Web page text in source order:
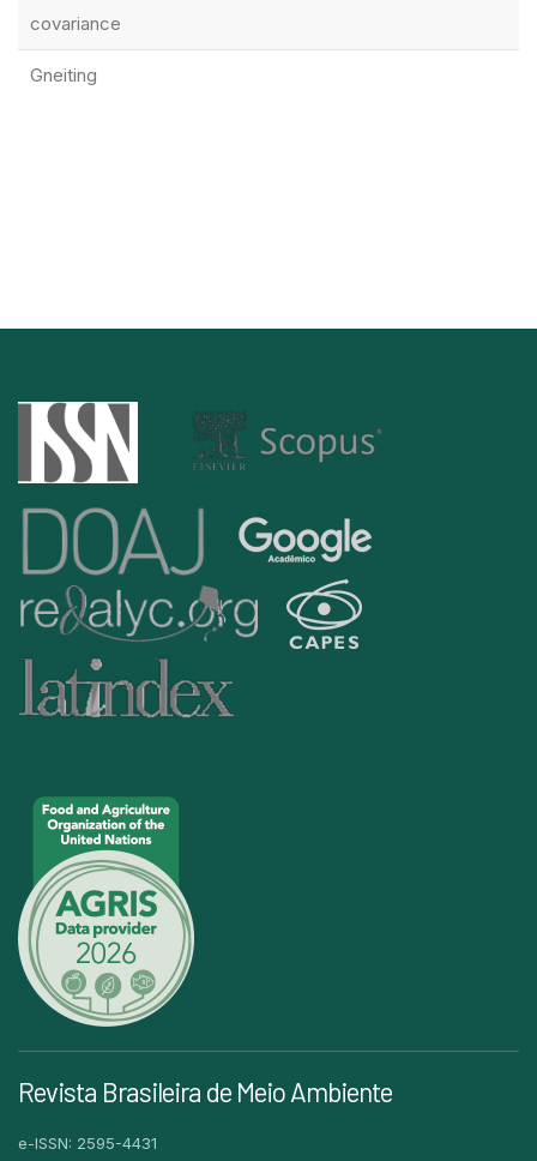
covariance
Gneiting
Revista Brasileira de Meio Ambiente
e-ISSN: 2595-4431